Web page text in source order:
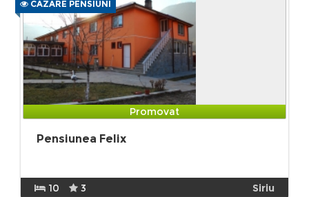
CAZARE PENSIUNI
Promovat
Pensiunea Felix
10 3 Siriu